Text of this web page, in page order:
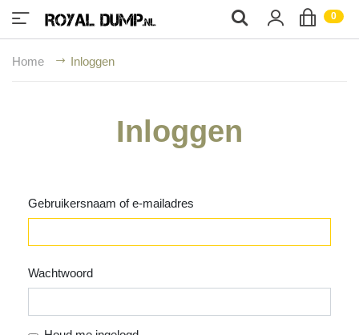
0;
Home Inloggen
Inloggen
Gebruikersnaam of e-mailadres
Wachtwoord